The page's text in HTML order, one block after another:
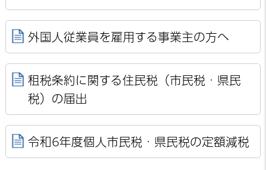
外国人従業員を雇用する事業主の方へ
租税条約に関する住民税（市民税・県民
税）の届出
令和6年度個人市民税・県民税の定額減税